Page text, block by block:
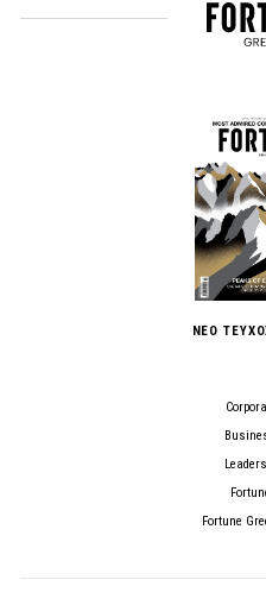
ΝΕΟ
Fortune